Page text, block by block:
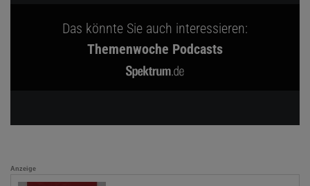
Das könnte Sie auch interessieren:
Themenwoche Podcasts
Anzeige